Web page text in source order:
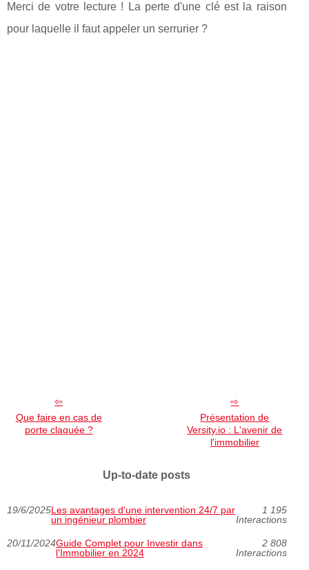
Merci de votre lecture ! La perte d'une clé est la raison
pour laquelle il faut appeler un serrurier ?
Que faire en cas de
porte claquée ?
Présentation de
Versity.io : L'avenir de
l'immobilier
Up-to-date posts
19/6/2025Les avantages d'une intervention 24/7 par
un ingénieur plombier
1 195
Interactions
20/11/2024Guide Complet pour Investir dans
l'Immobilier en 2024
2 808
Interactions